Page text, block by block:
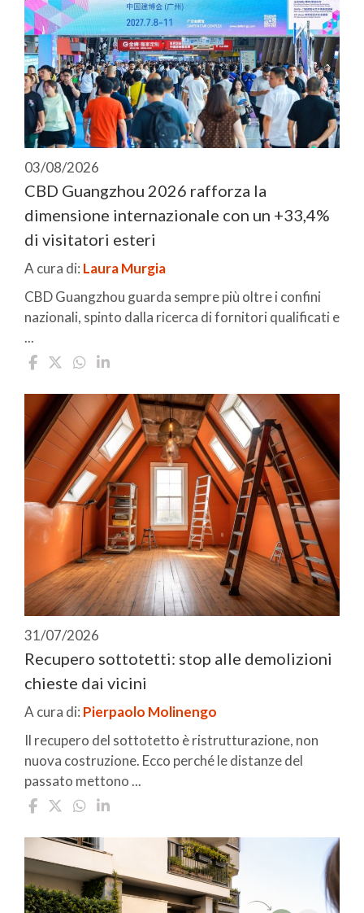
03/08/2026
CBD Guangzhou 2026 rafforza la
dimensione internazionale con un +33,4%
di visitatori esteri
A cura di: Laura Murgia
CBD Guangzhou guarda sempre più oltre i confini
nazionali, spinto dalla ricerca di fornitori qualificati e
...
31/07/2026
Recupero sottotetti: stop alle demolizioni
chieste dai vicini
A cura di: Pierpaolo Molinengo
Il recupero del sottotetto è ristrutturazione, non
nuova costruzione. Ecco perché le distanze del
passato mettono ...